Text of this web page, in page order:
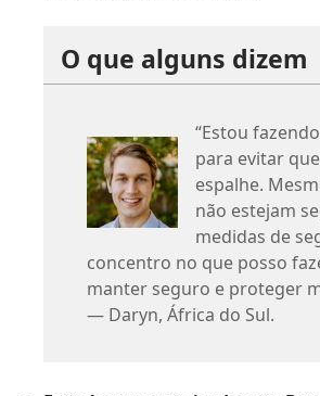
O que alguns dizem
“Estou
para evitar
espalhe.
não estejam
medidas de
concentro no que posso
manter seguro e proteger
— Daryn, África do Sul.